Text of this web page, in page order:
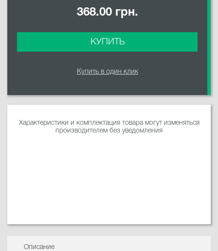
368.00 грн.
КУПИТЬ
Купить в один клик
Характеристики и комплектация товара могут изменяться
производителем без уведомления
Описание